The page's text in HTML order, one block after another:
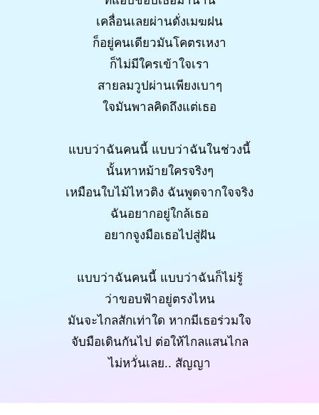
เคลื่อนเลยผ่านดั่งเมฆฝน
ก็อยู่คนเดียวมันโคตรเหงา
ก็ไม่มีใครเข้าใจเรา
สายลมวูปผ่านเพียงเบาๆ
ใจมันพาลคิดถึงแต่เธอ
แบบว่าฉันคนนี้ แบบว่าฉันในช่วงนี้
นั้นหาหม้ายใครจริงๆ
เหมือนใบไม้ไหวติง ฉันพูดจากใจจริง
ฉันอยากอยู่ใกล้เธอ
อยากจูงมือเธอไปสู่ฝัน
แบบว่าฉันคนนี้ แบบว่าฉันก็ไม่รู้
ว่าขอบฟ้าอยู่ตรงไหน
มันจะไกลสักเท่าใด หากมีเธอร่วมใจ
จับมือเดินกันไป ต่อให้ไกลแสนไกล
ไม่หวั่นเลย.. สัญญา